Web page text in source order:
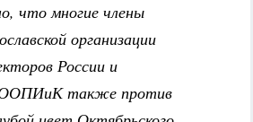
что многие члены
организации
России и
также против